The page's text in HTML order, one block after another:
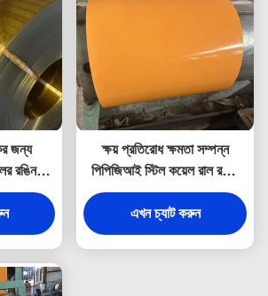
জন্য
রঙিন
পিপিজি
ক্ষয় প্রতিরোধ ক্ষমতা সম্পন্ন
পিপিজিআই স্টিল কয়েল রাল রঙের
প্রলেপযুক্ত গ্যালভানাইজড স্টিল
কয়েল
এখন চ্যাট করুন